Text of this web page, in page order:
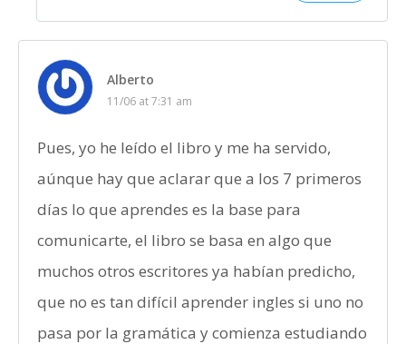
Alberto
11/06 at 7:31 am
Pues, yo he leído el libro y me ha servido,
aúnque hay que aclarar que a los 7 primeros
días lo que aprendes es la base para
comunicarte, el libro se basa en algo que
muchos otros escritores ya habían predicho,
que no es tan difícil aprender ingles si uno no
pasa por la gramática y comienza estudiando